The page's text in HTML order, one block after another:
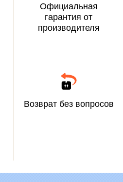
Официальная
гарантия от
производителя
Возврат без вопросов